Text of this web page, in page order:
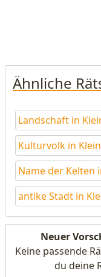
Ähnliche
Landschaft in
Kulturvolk in
Name der Kelten
antike Stadt in
Neuer
Keine passende
du deine